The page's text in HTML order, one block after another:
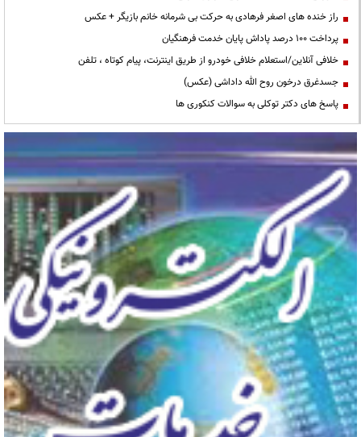
راز خنده های اصغر فرهادی به حرکت بی شرمانه خانم بازیگر + عکس
پرداخت ۱۰۰ درصد پاداش پایان خدمت فرهنگیان
خلافی آنلاین/استعلام خلافی خودرو از طریق اینترنت، پیام کوتاه ، تلفن
جسدغرق درخون روح الله داداشی (عکس)
پاسخ های دکتر توکلی به سوالات کنکوری ها